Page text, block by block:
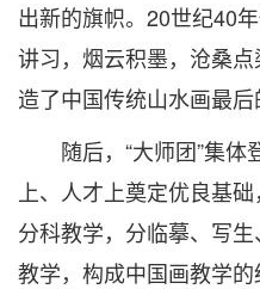
出新的旗帜。20世纪40
讲习，烟云积墨，沧桑
造了中国传统山水画最后
随后，“大师团”集体
上、人才上奠定优良基
分科教学，分临摹、写
教学，构成中国画教学的